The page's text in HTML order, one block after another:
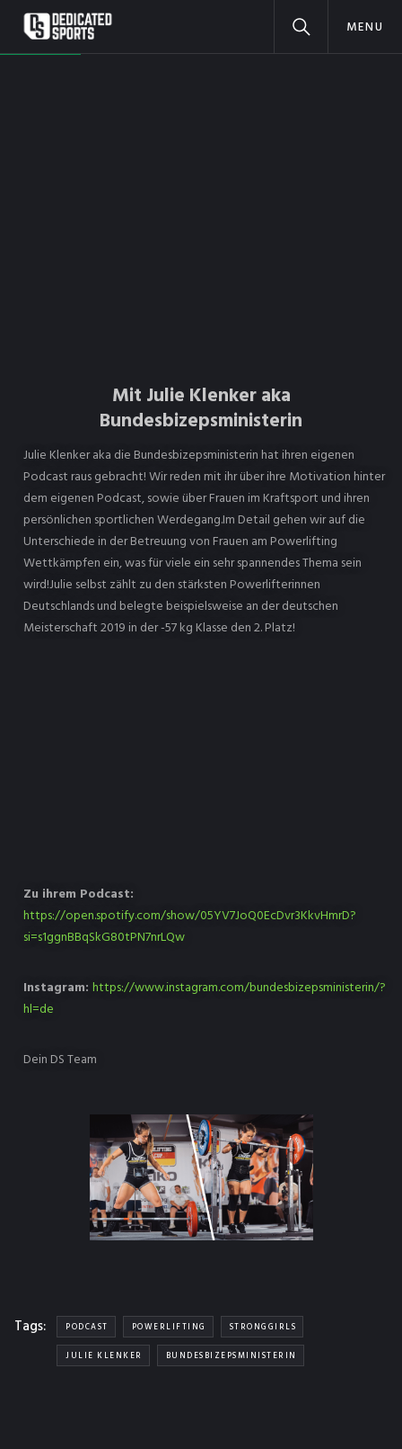
MENU
Mit Julie Klenker aka
Bundesbizepsministerin
Julie Klenker aka die Bundesbizepsministerin hat ihren eigenen
Podcast raus gebracht! Wir reden mit ihr über ihre Motivation hinter
dem eigenen Podcast, sowie über Frauen im Kraftsport und ihren
persönlichen sportlichen Werdegang.Im Detail gehen wir auf die
Unterschiede in der Betreuung von Frauen am Powerlifting
Wettkämpfen ein, was für viele ein sehr spannendes Thema sein
wird!Julie selbst zählt zu den stärksten Powerlifterinnen
Deutschlands und belegte beispielsweise an der deutschen
Meisterschaft 2019 in der -57 kg Klasse den 2. Platz!
Zu ihrem Podcast:
https://open.spotify.com/show/05YV7JoQ0EcDvr3KkvHmrD?
si=s1ggnBBqSkG80tPN7nrLQw
Instagram: https://www.instagram.com/bundesbizepsministerin/?
hl=de
Dein DS Team
Tags: PODCAST POWERLIFTING STRONGGIRLS
JULIE KLENKER BUNDESBIZEPSMINISTERIN